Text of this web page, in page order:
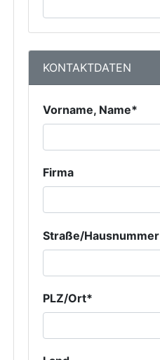
KONTAKTDATEN
Vorname, Name*
Firma
Straße/Hausnummer
PLZ/Ort*